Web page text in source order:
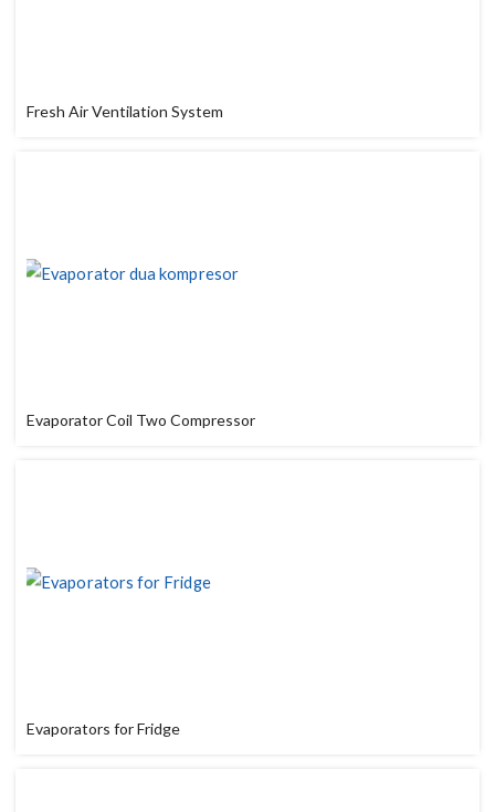
Fresh Air Ventilation System
Evaporator Coil Two Compressor
Evaporators for Fridge